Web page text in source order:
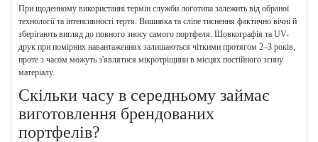
При щоденному використанні термін служби логотипа залежить від обраної
технології та інтенсивності тертя. Вишивка та сліпе тиснення фактично вічні й
зберігають вигляд до повного зносу самого портфеля. Шовкографія та UV-
друк при помірних навантаженнях залишаються чіткими протягом 2–3 років,
проте з часом можуть з'являтися мікротріщини в місцях постійного згину
матеріалу.
Скільки часу в середньому займає
виготовлення брендованих
портфелів?